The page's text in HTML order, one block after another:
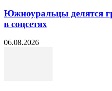
Южноуральцы делятся
в соцсетях
06.08.2026